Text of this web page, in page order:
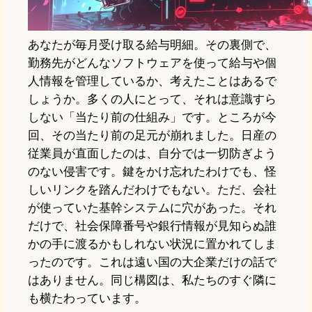
あなたが毎月受け取る給与明細。その裏側で、
勤務先がどんなソフトウェアを使って給与や個
人情報を管理しているか、考えたことはあるで
しょうか。多くの人にとって、それは意識すら
しない「当たり前の仕組み」です。ところが今
回、その当たり前の足元が崩れました。日産の
従業員が直面したのは、自分では一切防ぎよう
のない侵害です。鍵をかけ忘れたわけでも、怪
しいリンクを踏んだわけでもない。ただ、会社
が使っていた基幹システムに穴があった。それ
だけで、社会保障番号や銀行情報が見知らぬ誰
かの手に渡るかもしれない状況に置かれてしま
ったのです。これは遠い国の大企業だけの話で
はありません。同じ構図は、私たちのすぐ隣に
も横たわっています。